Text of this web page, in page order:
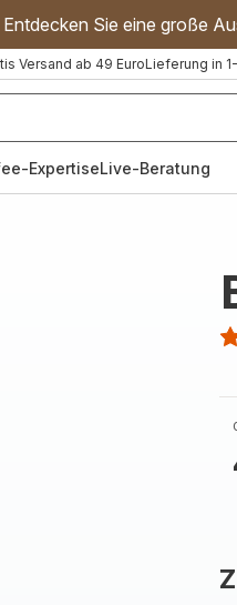
Entdecken Sie eine große
Versand ab 49 EuroLieferung in
ExpertiseLive-Beratung